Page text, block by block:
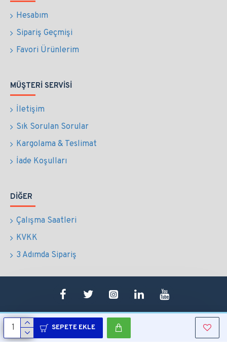
SEPETE EKLE
Hesabım
Sipariş Geçmişi
Favori Ürünlerim
MÜŞTERI SERVISI
İletişim
Sık Sorulan Sorular
Kargolama & Teslimat
İade Koşulları
DIĞER
Çalışma Saatleri
KVKK
3 Adımda Sipariş
Sepetim 0507 724 65 90 Whatsapp Konum